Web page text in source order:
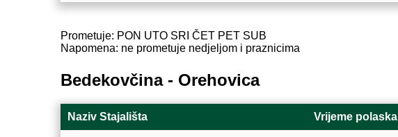
Prometuje: PON UTO SRI ČET PET SUB
Napomena: ne prometuje nedjeljom i praznicima
Bedekovčina - Orehovica
Naziv Stajališta Vrijeme polaska